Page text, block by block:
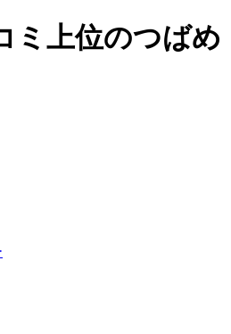
ミ上位のつばめ